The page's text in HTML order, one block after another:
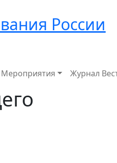
России
Мероприятия Журнал